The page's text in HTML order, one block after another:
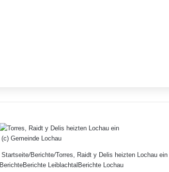
(c) Gemeinde Lochau
Startseite/Berichte/Torres, Raidt y Delis heizten Lochau ein
BerichteBerichte Leiblachtal Berichte Lochau